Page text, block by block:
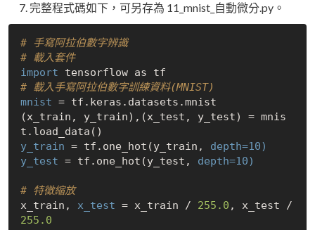
完整程式碼如下，可另存為 11_mnist_自動微分.py。
# 手寫阿拉伯數字辨識
# 載入套件
import
# 載入手寫阿拉伯數字訓練資料(MNIST)
mnist = tf.keras.datasets.mnist
(x_train, y_train),(x_test, y_test) = mnis
y_train = tf.one_hot(y_train, depth=10)
y_test = tf.one_hot(y_test, depth=10)
# 特徵縮放
x_train, x_test = x_train / 255.0
255.0